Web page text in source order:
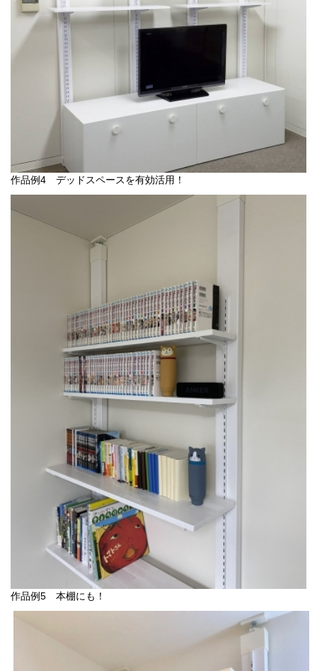
作品例4 デッドスペースを有効活用！
作品例5 本棚にも！